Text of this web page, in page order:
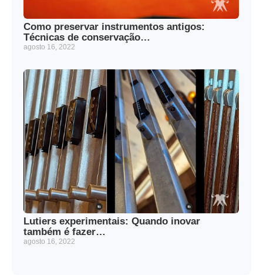
Como preservar instrumentos antigos:
Técnicas de conservação…
agosto 16, 2022
Lutiers experimentais: Quando inovar
também é fazer…
agosto 16, 2022